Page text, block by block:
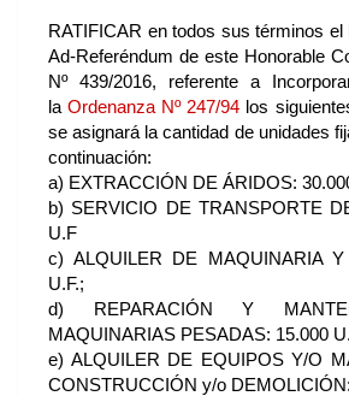
RATIFICAR en todos sus términos
Ad-Referéndum de este Honorable
Nº 439/2016, referente a
laOrdenanza Nº 247/94 los
se asignará la cantidad de unidades
continuación:
a) EXTRACCIÓN DE ÁRIDOS:
b) SERVICIO DE TRANSPORTE
U.F
c) ALQUILER DE MAQUINARIA
U.F.;
d) REPARACIÓN Y
MAQUINARIAS PESADAS: 15.000
e) ALQUILER DE EQUIPOS Y/O
CONSTRUCCIÓN y/o